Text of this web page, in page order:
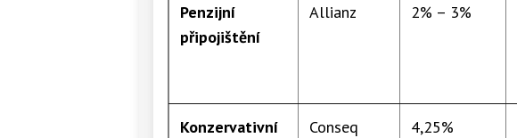
Penzijní
připojištění
Allianz 2% – 3%
Konzervativní
Conseq 4,25%